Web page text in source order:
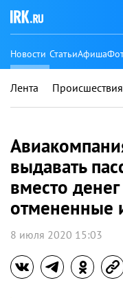
Новости СтатьиАфиша
Лента Происшествия
выдавать
вместо
отмененные
8 июля 2020 15:03